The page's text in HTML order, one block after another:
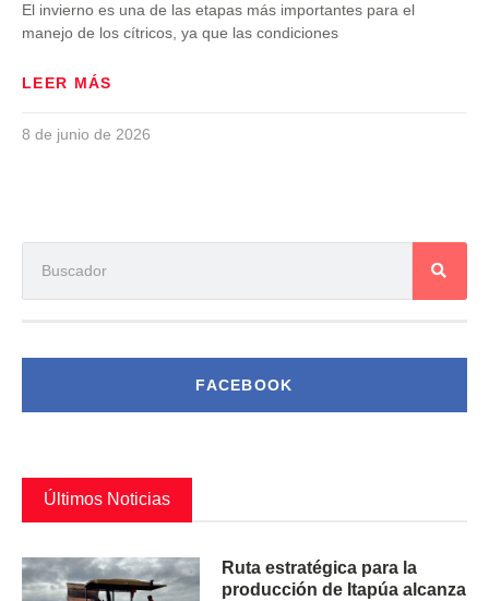
El invierno es una de las etapas más importantes para el
manejo de los cítricos, ya que las condiciones
LEER MÁS
8 de junio de 2026
FACEBOOK
Últimos Noticias
Ruta estratégica para la
producción de Itapúa alcanza